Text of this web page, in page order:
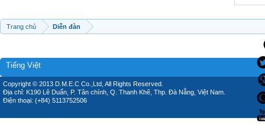
Trang chủ Diễn đàn
Tiếng Việt
Copyright © 2013 D.M.E.C Co.,Ltd, All Rights Reserved.
Địa chỉ: K190 Lê Duẩn, P. Tân chính, Q. Thanh Khê, Thp. Đà Nẵng, Việt Nam.
Điện thoại: (+84) 5113752506